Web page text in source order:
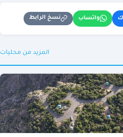
واتساب نسخ الرابط
المزيد من محليات